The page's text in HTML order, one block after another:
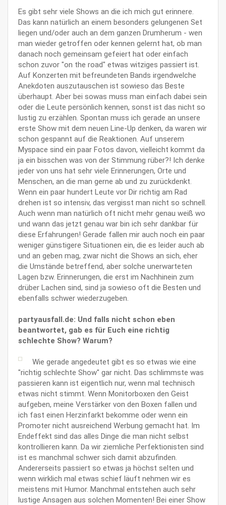
Es gibt sehr viele Shows an die ich mich gut erinnere.
Das kann natürlich an einem besonders gelungenen Set
liegen und/oder auch an dem ganzen Drumherum - wen
man wieder getroffen oder kennen gelernt hat, ob man
danach noch gemeinsam gefeiert hat oder einfach
schon zuvor "on the road" etwas witziges passiert ist.
Auf Konzerten mit befreundeten Bands irgendwelche
Anekdoten auszutauschen ist sowieso das Beste
überhaupt. Aber bei sowas muss man einfach dabei sein
oder die Leute persönlich kennen, sonst ist das nicht so
lustig zu erzählen. Spontan muss ich gerade an unsere
erste Show mit dem neuen Line-Up denken, da waren wir
schon gespannt auf die Reaktionen. Auf unserem
Myspace sind ein paar Fotos davon, vielleicht kommt da
ja ein bisschen was von der Stimmung rüber?! Ich denke
jeder von uns hat sehr viele Erinnerungen, Orte und
Menschen, an die man gerne ab und zu zurückdenkt.
Wenn ein paar hundert Leute vor Dir richtig am Rad
drehen ist so intensiv, das vergisst man nicht so schnell.
Auch wenn man natürlich oft nicht mehr genau weiß wo
und wann das jetzt genau war bin ich sehr dankbar für
diese Erfahrungen! Gerade fallen mir auch noch ein paar
weniger günstigere Situationen ein, die es leider auch ab
und an geben mag, zwar nicht die Shows an sich, eher
die Umstände betreffend, aber solche unerwarteten
Lagen bzw. Erinnerungen, die erst im Nachhinein zum
drüber Lachen sind, sind ja sowieso oft die Besten und
ebenfalls schwer wiederzugeben.
partyausfall.de: Und falls nicht schon eben
beantwortet, gab es für Euch eine richtig
schlechte Show? Warum?
Wie gerade angedeutet gibt es so etwas wie eine
"richtig schlechte Show" gar nicht. Das schlimmste was
passieren kann ist eigentlich nur, wenn mal technisch
etwas nicht stimmt. Wenn Monitorboxen den Geist
aufgeben, meine Verstärker von den Boxen fallen und
ich fast einen Herzinfarkt bekomme oder wenn ein
Promoter nicht ausreichend Werbung gemacht hat. Im
Endeffekt sind das alles Dinge die man nicht selbst
kontrollieren kann. Da wir ziemliche Perfektionisten sind
ist es manchmal schwer sich damit abzufinden.
Andererseits passiert so etwas ja höchst selten und
wenn wirklich mal etwas schief läuft nehmen wir es
meistens mit Humor. Manchmal entstehen auch sehr
lustige Ansagen aus solchen Momenten! Bei einer Show